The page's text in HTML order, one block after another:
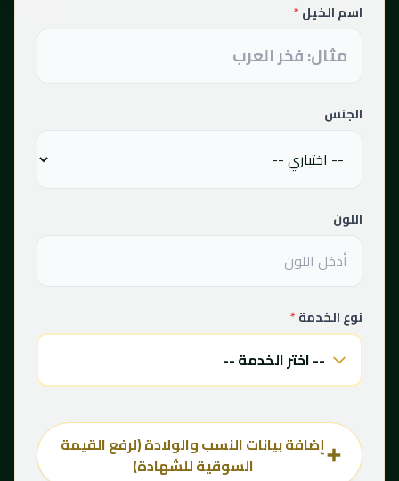
اسم الخيل*
الجنس
اللون
نوع الخدمة*
➕إضافة بيانات النسب والولادة (لرفع القيمة
السوقية للشهادة)